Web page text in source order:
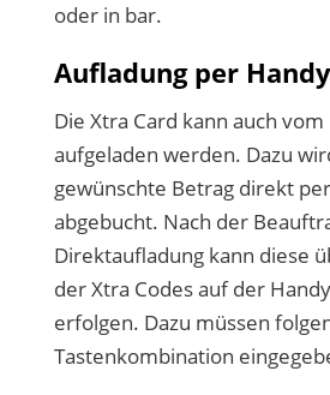
oder in bar.
Aufladung per Handy
Die Xtra Card kann auch
aufgeladen werden. Dazu
gewünschte Betrag direkt
abgebucht. Nach der
Direktaufladung kann diese
der Xtra Codes auf der
erfolgen. Dazu müssen
Tastenkombination